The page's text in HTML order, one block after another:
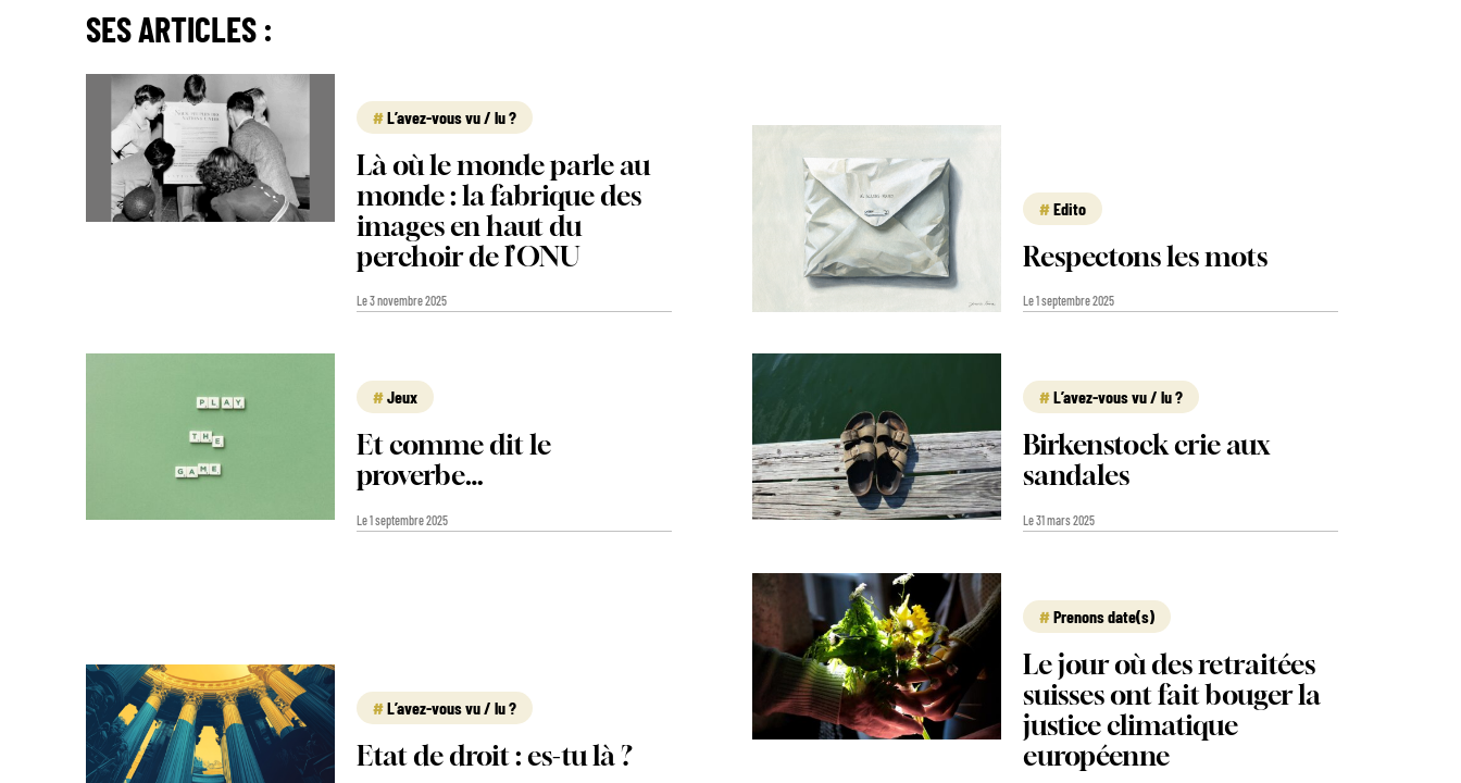
SES ARTICLES :
L’avez-vous vu / lu ?
Là où le monde parle au
monde : la fabrique des
images en haut du
perchoir de l’ONU
Le 3 novembre 2025
Edito
Respectons les mots
Le 1 septembre 2025
Jeux
Et comme dit le
proverbe…
Le 1 septembre 2025
L’avez-vous vu / lu ?
Birkenstock crie aux
sandales
Le 31 mars 2025
L’avez-vous vu / lu ?
Etat de droit : es-tu là ?
Prenons date(s)
Le jour où des retraitées
suisses ont fait bouger la
justice climatique
européenne